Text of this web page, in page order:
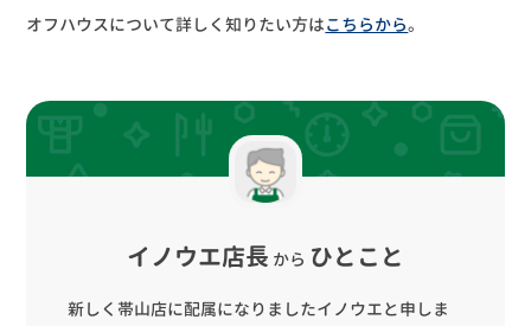
オフハウスについて詳しく知りたい方はこちらから。
イノウエ店長 から ひとこと
新しく帯山店に配属になりましたイノウエと申しま